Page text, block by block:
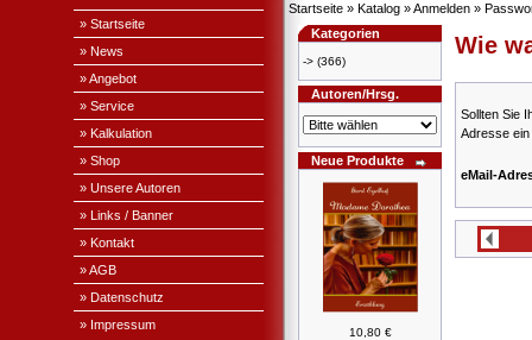
» Startseite
» News
» Angebot
» Service
» Kalkulation
» Shop
» Unsere Autoren
» Links / Banner
» Kontakt
» AGB
» Datenschutz
» Impressum
Startseite » Katalog »Anmelden »
Kategorien
-> (366)
Autoren/Hrsg.
Neue Produkte
10,80 €
Wie
Sollten Sie
Adresse
eMail-